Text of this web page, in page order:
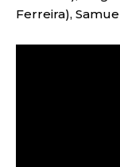
Ferreira),